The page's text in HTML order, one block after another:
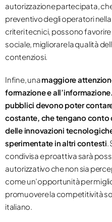
autorizzazione partecipata,
preventivo degli operatori
criteri tecnici, possono
sociale, migliorare la qualità
contenziosi.
Infine, unamaggiore
formazione e
pubblici devono poter
costante, che tengano conto
delle innovazioni
sperimentate in altri contesti
condivisa e proattiva sarà
autorizzativo che non sia
come un’opportunità per
promuovere la competitività
italiano.